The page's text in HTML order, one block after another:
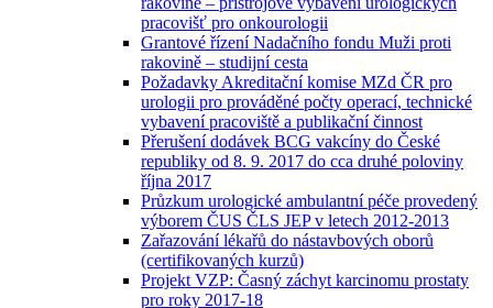
pracovišť pro onkourologii
Grantové řízení Nadačního fondu Muži proti
rakovině – studijní cesta
Požadavky Akreditační komise MZd ČR pro
urologii pro prováděné počty operací, technické
vybavení pracoviště a publikační činnost
Přerušení dodávek BCG vakcíny do České
republiky od 8. 9. 2017 do cca druhé poloviny
října 2017
Průzkum urologické ambulantní péče provedený
výborem ČUS ČLS JEP v letech 2012-2013
Zařazování lékařů do nástavbových oborů
(certifikovaných kurzů)
Projekt VZP: Časný záchyt karcinomu prostaty
pro roky 2017-18